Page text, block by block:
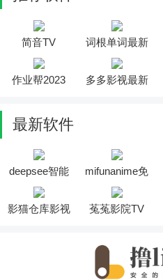
简音TV
词根单词最新
版
作业帮2023
多多影视最新
最新软件
deepsee智能
助手软件
mifunanime免
费版
影猫仓库影视
菟菟影院TV